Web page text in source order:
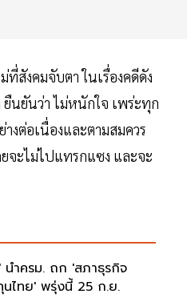
สังคมจับตา ในเรื่องคดีดัง
นยันว่า ไม่หนักใจ เพร่ะทุก
งต่อเนื่องและตามสมควร
จะไม่ไปแทรกแซง และจะ
นำครม. ถก 'สภาธุรกิจ
ไทย' พรุ่งนี้ 25 ก.ย.